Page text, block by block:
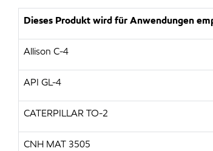
Dieses Produkt wird für Anwendungen
Allison C-4
API GL-4
CATERPILLAR TO-2
CNH MAT 3505